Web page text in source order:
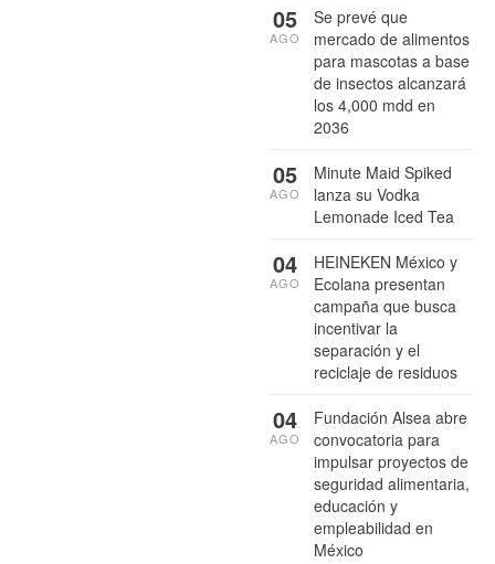
Se prevé que
mercado de alimentos
para mascotas a base
de insectos alcanzará
los 4,000 mdd en
2036
05
AGO
Minute Maid Spiked
lanza su Vodka
Lemonade Iced Tea
05
AGO
HEINEKEN México y
Ecolana presentan
campaña que busca
incentivar la
separación y el
reciclaje de residuos
04
AGO
Fundación Alsea abre
convocatoria para
impulsar proyectos de
seguridad alimentaria,
educación y
empleabilidad en
México
04
AGO